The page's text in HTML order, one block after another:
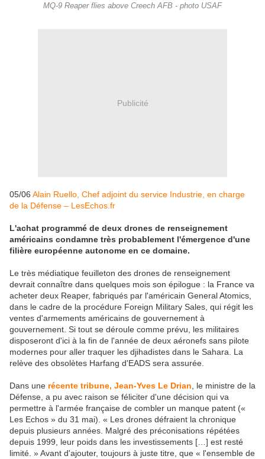
MQ-9 Reaper flies above Creech AFB - photo USAF
Publicité
05/06 Alain Ruello, Chef adjoint du service Industrie, en charge
de la Défense – LesEchos.fr
L'achat programmé de deux drones de renseignement
américains condamne très probablement l'émergence d'une
filière européenne autonome en ce domaine.
Le très médiatique feuilleton des drones de renseignement
devrait connaître dans quelques mois son épilogue : la France va
acheter deux Reaper, fabriqués par l'américain General Atomics,
dans le cadre de la procédure Foreign Military Sales, qui régit les
ventes d'armements américains de gouvernement à
gouvernement. Si tout se déroule comme prévu, les militaires
disposeront d'ici à la fin de l'année de deux aéronefs sans pilote
modernes pour aller traquer les djihadistes dans le Sahara. La
relève des obsolètes Harfang d'EADS sera assurée.
Dans une récente tribune, Jean-Yves Le Drian , le ministre de la
Défense, a pu avec raison se féliciter d'une décision qui va
permettre à l'armée française de combler un manque patent («
Les Echos » du 31 mai). « Les drones défraient la chronique
depuis plusieurs années. Malgré des préconisations répétées
depuis 1999, leur poids dans les investissements […] est resté
limité. » Avant d'ajouter, toujours à juste titre, que « l'ensemble de